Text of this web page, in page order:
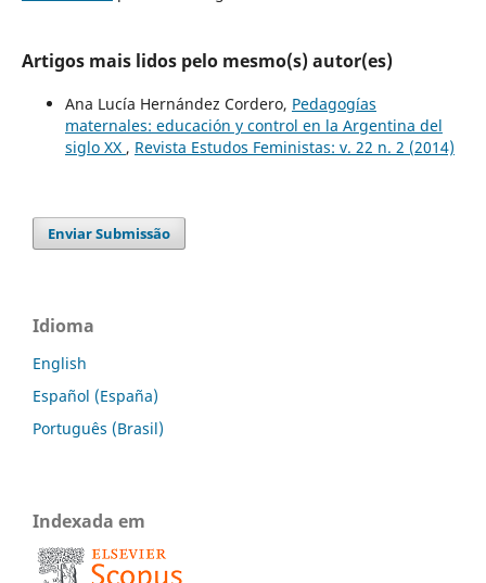
Artigos mais lidos pelo mesmo(s) autor(es)
Ana Lucía Hernández Cordero, Pedagogías
maternales: educación y control en la Argentina del
siglo XX , Revista Estudos Feministas: v. 22 n. 2 (2014)
Enviar Submissão
Idioma
English
Español (España)
Português (Brasil)
Indexada em